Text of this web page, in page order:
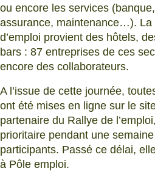
ou encore les services
assurance, maintenance…). La
d’emploi provient des hôtels,
bars : 87 entreprises de ces
encore des collaborateurs.
A l’issue de cette journée,
ont été mises en ligne sur le
partenaire du Rallye de
prioritaire pendant une
participants. Passé ce délai,
à Pôle emploi.